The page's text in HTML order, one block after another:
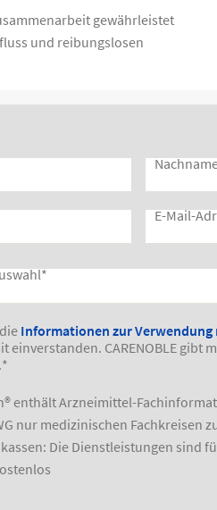
gewährleistet
und reibungslosen
E-Mail-
Feld leer.
*
Informationen zur Verwendung
einverstanden. CARENOBLE gibt
*
enthält Arzneimittel-
nur medizinischen Fachkreisen
Die Dienstleistungen sind